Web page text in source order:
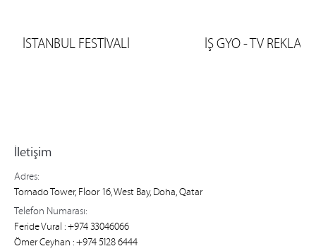
İSTANBUL FESTİVALİ İŞ GYO - TV
İletişim
Adres:
Tornado Tower, Floor 16, West Bay, Doha, Qatar
Telefon Numarası:
Feride Vural : +974 33046066
Ömer Ceyhan : +974 5128 6444